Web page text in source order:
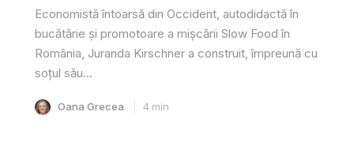
Economistă întoarsă din Occident, autodidactă în
bucătărie și promotoare a mișcării Slow Food în
România, Juranda Kirschner a construit, împreună cu
soțul său...
Oana Grecea 4 min